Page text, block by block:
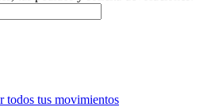
todos tus movimientos